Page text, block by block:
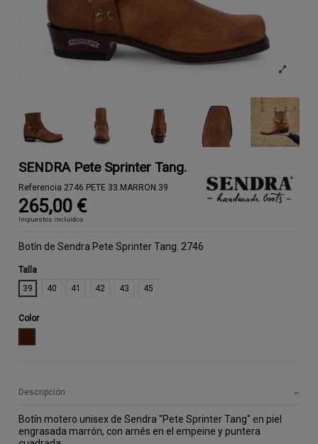
SENDRA Pete Sprinter Tang.
Referencia 2746 PETE 33.MARRON.39
265,00 €
Impuestos incluidos
Botín de Sendra Pete Sprinter Tang. 2746
Talla
39
40 41 42 43 45
Color
Descripción
Botín motero unisex de Sendra "Pete Sprinter Tang" en piel
engrasada marrón, con arnés en el empeine y puntera